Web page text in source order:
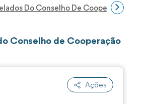
Do Conselho De Cooperação Do
Conselho de Cooperação
Ações